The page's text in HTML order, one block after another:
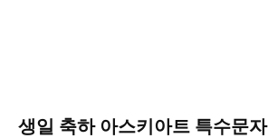
생일 축하 아스키아트 특수문자